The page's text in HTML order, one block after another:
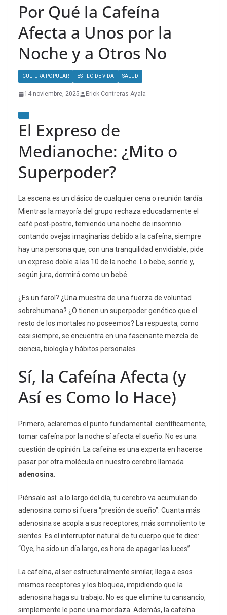
Por Qué la Cafeína
Afecta a Unos por la
Noche y a Otros No
CULTURA POPULAR ESTILO DE VIDA SALUD
14 noviembre, 2025 Erick Contreras Ayala
El Expreso de
Medianoche: ¿Mito o
Superpoder?
La escena es un clásico de cualquier cena o reunión tardía.
Mientras la mayoría del grupo rechaza educadamente el
café post-postre, temiendo una noche de insomnio
contando ovejas imaginarias debido a la cafeína, siempre
hay una persona que, con una tranquilidad envidiable, pide
un expreso doble a las 10 de la noche. Lo bebe, sonríe y,
según jura, dormirá como un bebé.
¿Es un farol? ¿Una muestra de una fuerza de voluntad
sobrehumana? ¿O tienen un superpoder genético que el
resto de los mortales no poseemos? La respuesta, como
casi siempre, se encuentra en una fascinante mezcla de
ciencia, biología y hábitos personales.
Sí, la Cafeína Afecta (y
Así es Como lo Hace)
Primero, aclaremos el punto fundamental: científicamente,
tomar cafeína por la noche sí afecta el sueño. No es una
cuestión de opinión. La cafeína es una experta en hacerse
pasar por otra molécula en nuestro cerebro llamada
adenosina
Piénsalo así: a lo largo del día, tu cerebro va acumulando
adenosina como si fuera “presión de sueño”. Cuanta más
adenosina se acopla a sus receptores, más somnoliento te
sientes. Es el interruptor natural de tu cuerpo que te dice:
“Oye, ha sido un día largo, es hora de apagar las luces”.
La cafeína, al ser estructuralmente similar, llega a esos
mismos receptores y los bloquea, impidiendo que la
adenosina haga su trabajo. No es que elimine tu cansancio,
simplemente le pone una mordaza. Además, la cafeína